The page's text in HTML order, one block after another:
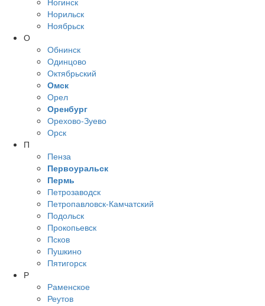
Норильск
Ноябрьск
О
Обнинск
Одинцово
Октябрьский
Омск
Орел
Оренбург
Орехово-Зуево
Орск
П
Пенза
Первоуральск
Пермь
Петрозаводск
Петропавловск-Камчатский
Подольск
Прокопьевск
Псков
Пушкино
Пятигорск
Р
Раменское
Реутов